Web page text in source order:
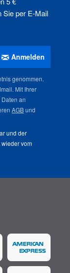
Sie per E-Mail
Anmelden
genommen.
Mit Ihrer
an
AGBund
und der
vom